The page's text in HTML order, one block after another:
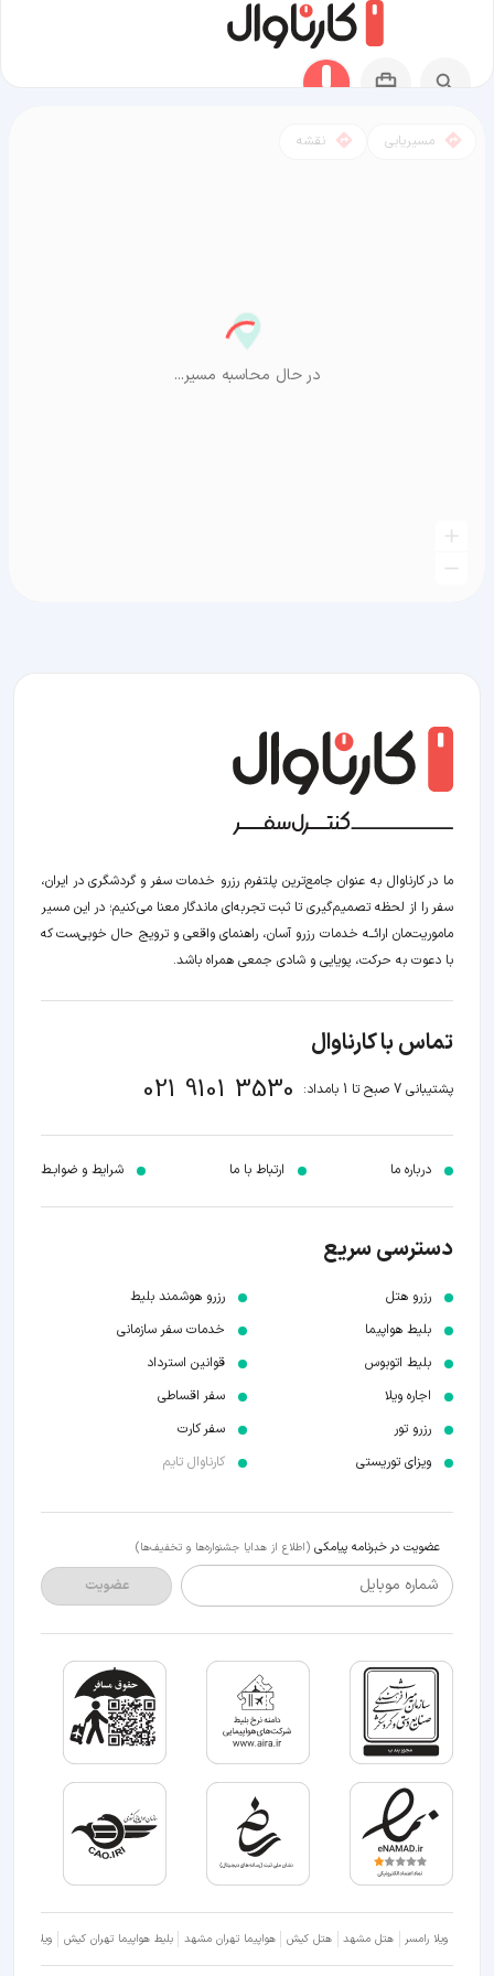
مسیریابی نقشه
در حال محاسبه مسیر...
ما در کارناوال به عنوان جامع‌ترین پلتفرم رزرو خدمات سفر و گردشگری در ایران،
سفر را از لحظه‌ تصمیم‌گیری تا ثبت تجربه‌ای ماندگار معنا می‌کنیم؛ در این مسیر‍
ماموریت‌مان اراﺋــﻪ خدمات رزرو آسان، راهنمای واقعی و ترویج حال خوبی‌ست که
با دعوت به حرکت، پویایی و شادی جمعی همراه باشد.
تماس با کارناوال
پشتیبانی 7 صبح تا 1 بامداد: 021 9101 3530
درباره ما ارتباط با ما شرایط و ضوابـط
دسترسی سریع
رزرو هتل
بلیط هواپیما
بلیط اتوبوس
اجاره ویلا
رزرو تور
ویزای توریستی
رزرو هوشمند بلیط
خدمات سفر سازمانی
قوانین استرداد
سفر اقساطی
سفر کارت
کارناوال تایم
عضویت در خبرنامه پیامکی (اطلاع از هدایا جشنواره‌ها و تخفیف‌ها)
شماره موبایل عضویت
ویلا رامسر هتل مشهد هتل کیش هواپیما تهران مشهد بلیط هواپیما تهران کیش ویلا شمال